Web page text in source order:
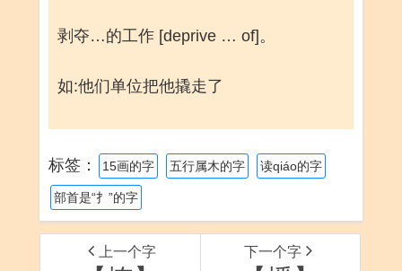
剥夺…的工作 [deprive … of]。
如:他们单位把他撬走了
标签： 15画的字 五行属木的字 读qiáo的字
部首是“扌”的字
上一个字 下一个字